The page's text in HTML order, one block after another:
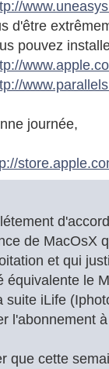
d'être
pouvez
journée,
de MacOsX
et qui
équivalente le
suite iLife
l'abonnement
que cette